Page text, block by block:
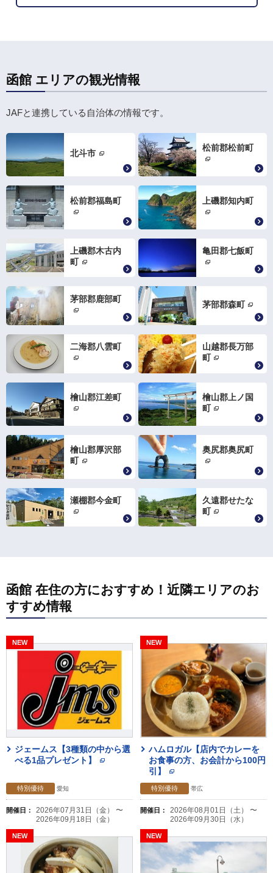
函館 エリアの観光情報
JAFと連携している自治体の情報です。
北斗市
松前郡松前町
松前郡福島町 上磯郡知内町
上磯郡木古内
町
亀田郡七飯町
茅部郡鹿部町
茅部郡森町
二海郡八雲町
山越郡長万部
町
檜山郡江差町
檜山郡上ノ国
町
檜山郡厚沢部
町
奥尻郡奥尻町
瀬棚郡今金町
久遠郡せたな
町
函館 在住の方におすすめ！近隣エリアのお
すすめ情報
ジェームス【3種類の中から選
べる1品プレゼント】
特別優待 愛知
開催日：
2026年07月31日（金） 〜
2026年09月18日（金）
ハムロガル【店内でカレーを
お食事の方、お会計から100円
引】
特別優待 帯広
開催日：
2026年08月01日（土） 〜
2026年09月30日（水）